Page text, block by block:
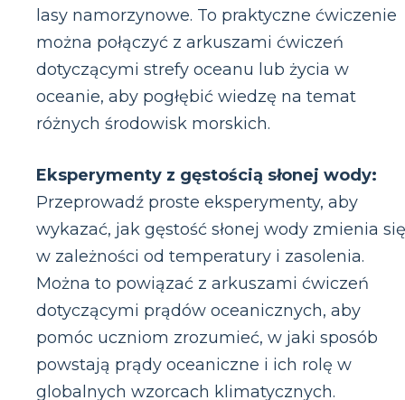
lasy namorzynowe. To praktyczne ćwiczenie
można połączyć z arkuszami ćwiczeń
dotyczącymi strefy oceanu lub życia w
oceanie, aby pogłębić wiedzę na temat
różnych środowisk morskich.
Eksperymenty z gęstością słonej wody:
Przeprowadź proste eksperymenty, aby
wykazać, jak gęstość słonej wody zmienia się
w zależności od temperatury i zasolenia.
Można to powiązać z arkuszami ćwiczeń
dotyczącymi prądów oceanicznych, aby
pomóc uczniom zrozumieć, w jaki sposób
powstają prądy oceaniczne i ich rolę w
globalnych wzorcach klimatycznych.